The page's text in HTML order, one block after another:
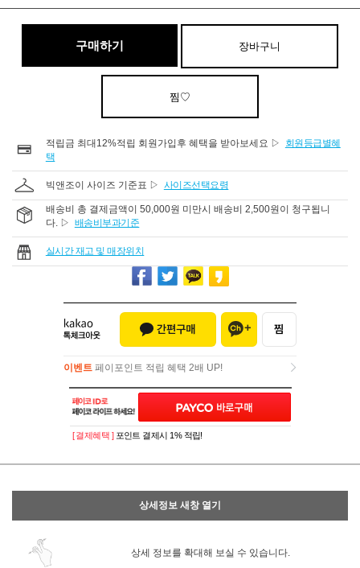
구매하기 장바구니
찜♡
적립금 최대12%적립 회원가입후 혜택을 받아보세요 ▷
회원등급별혜
택
빅앤조이 사이즈 기준표 ▷ 사이즈선택요령
배송비 총 결제금액이 50,000원 미만시 배송비 2,500원이 청구됩니
다. ▷ 배송비부과기준
실시간 재고 및 매장위치
이벤트 페이포인트 적립 혜택 2배 UP!
이벤트페이포인트 적립 혜택 2배 UP!
[ 결제혜택 ] 포인트 결제시 1% 적립!
상세정보 새창 열기
상세 정보를 확대해 보실 수 있습니다.